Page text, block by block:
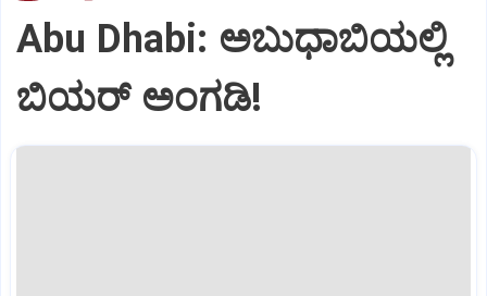
Abu Dhabi: ಅಬುಧಾಬಿಯಲ್ಲಿ
ಬಿಯರ್‌ ಅಂಗಡಿ!